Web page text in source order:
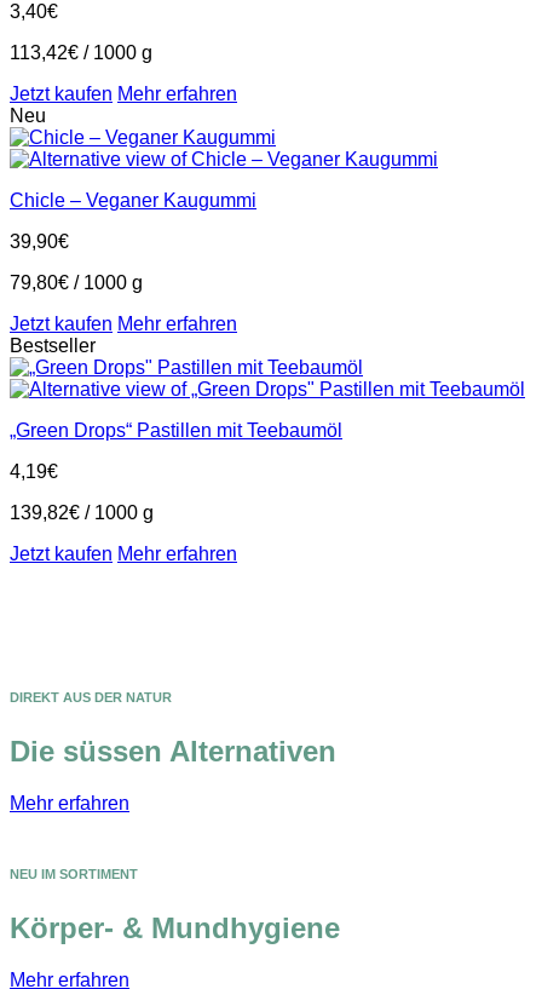
3,40€
113,42€ / 1000 g
Jetzt kaufen Mehr erfahren
Neu
Chicle – Veganer Kaugummi
39,90€
79,80€ / 1000 g
Jetzt kaufen Mehr erfahren
Bestseller
„Green Drops“ Pastillen mit Teebaumöl
4,19€
139,82€ / 1000 g
Jetzt kaufen Mehr erfahren
DIREKT AUS DER NATUR
Die süssen Alternativen
Mehr erfahren
NEU IM SORTIMENT
Körper- & Mundhygiene
Mehr erfahren